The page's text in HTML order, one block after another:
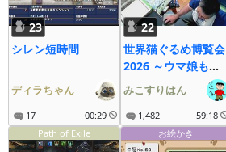
23
シレン短時間
ディラちゃん
17 00:29
22
世界猫ぐるめ博覧会
2026 ～ウマ娘も大
疾走にゃ～
みこすりはん
1,482 59:18
Path of Exile
お絵かき